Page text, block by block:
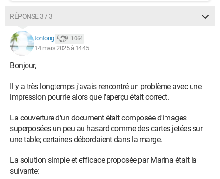
RÉPONSE 3 / 3
tontong 1 064
14 mars 2025 à 14:45
Bonjour,
Il y a très longtemps j'avais rencontré un problème avec une
impression pourrie alors que l'aperçu était correct.
La couverture d'un document était composée d'images
superposées un peu au hasard comme des cartes jetées sur
une table; certaines débordaient dans la marge.
La solution simple et efficace proposée par Marina était la
suivante: